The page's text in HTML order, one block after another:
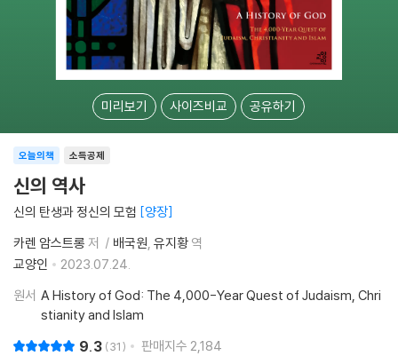
미리보기 사이즈비교 공유하기
소득공제
오늘의책
신의 역사
신의 탄생과 정신의 모험 양장
카렌 암스트롱 저 배국원 유지황 역
교양인
2023.07.24.
원서 A History of God: The 4,000-Year Quest of Judaism, Chri
stianity and Islam
9.3 31 판매지수 2,184